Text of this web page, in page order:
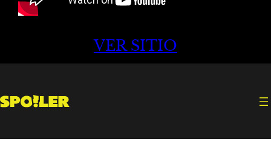
VER SITIO